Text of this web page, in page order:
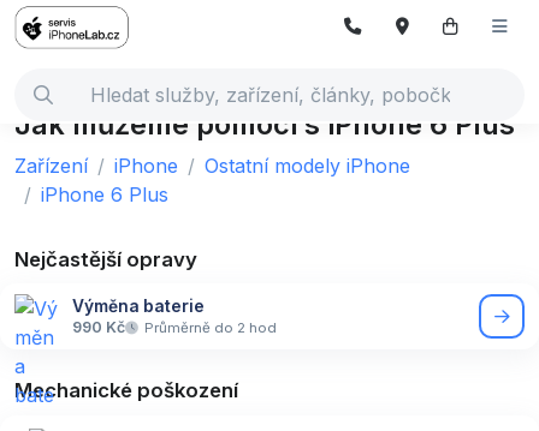
Jak můžeme pomoci s iPhone 6 Plus
Zařízení iPhone
Ostatní modely iPhone
iPhone 6 Plus
Nejčastější opravy
Výměna baterie
990 Kč Průměrně do 2 hod
Mechanické poškození